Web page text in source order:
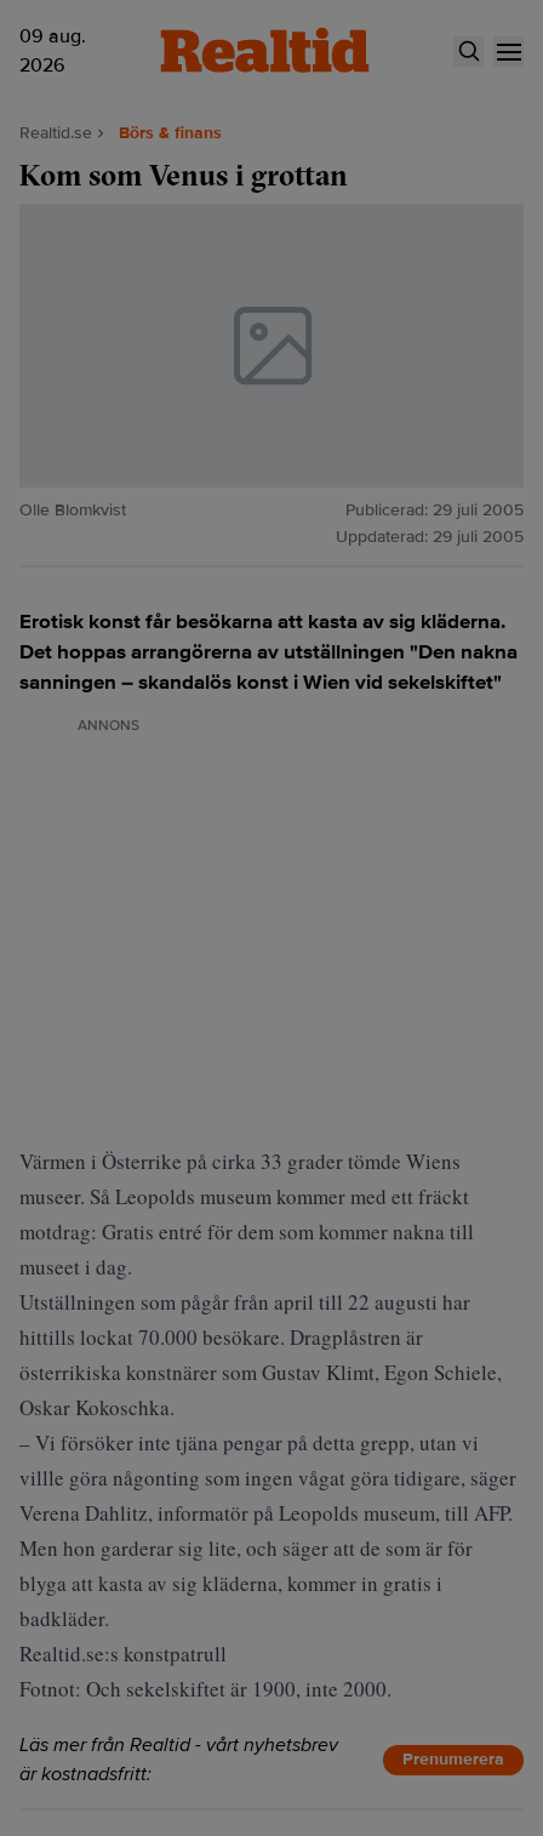
09 aug.
2026
Realtid.se Börs & finans
Kom som Venus i grottan
Olle Blomkvist Publicerad: 29 juli 2005
Uppdaterad: 29 juli 2005
Erotisk konst får besökarna att kasta av sig kläderna.
Det hoppas arrangörerna av utställningen "Den nakna
sanningen – skandalös konst i Wien vid sekelskiftet"
ANNONS
Värmen i Österrike på cirka 33 grader tömde Wiens
museer. Så Leopolds museum kommer med ett fräckt
motdrag: Gratis entré för dem som kommer nakna till
museet i dag.
Utställningen som pågår från april till 22 augusti har
hittills lockat 70.000 besökare. Dragplåstren är
österrikiska konstnärer som Gustav Klimt, Egon Schiele,
Oskar Kokoschka.
– Vi försöker inte tjäna pengar på detta grepp, utan vi
villle göra någonting som ingen vågat göra tidigare, säger
Verena Dahlitz, informatör på Leopolds museum, till AFP.
Men hon garderar sig lite, och säger att de som är för
blyga att kasta av sig kläderna, kommer in gratis i
badkläder.
Realtid.se:s konstpatrull
Fotnot: Och sekelskiftet är 1900, inte 2000.
Läs mer från Realtid - vårt nyhetsbrev
är kostnadsfritt:
Prenumerera